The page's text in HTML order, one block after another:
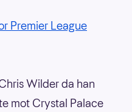
Premier League
Wilder da han
mot Crystal Palace